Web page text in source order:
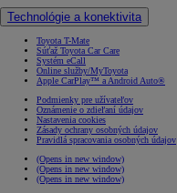
Technológie a konektivita
Toyota T-Mate
Súťaž Toyota Car Care
Systém eCall
Online služby/MyToyota
Apple CarPlay™ a Android Auto®
Podmienky pre užívateľov
Oznámenie o zdieľaní údajov
Nastavenia cookies
Zásady ochrany osobných údajov
Pravidlá spracovania osobných údajov
(Opens in new window)
(Opens in new window)
(Opens in new window)